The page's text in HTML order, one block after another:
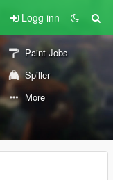
Logg inn
Paint Jobs
Spiller
More